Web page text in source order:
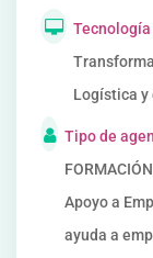
Tecnología
Logística
Tipo de
Apoyo a
ayuda a